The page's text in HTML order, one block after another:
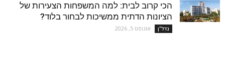
הכי קרוב לבית: למה המשפחות הצעירות של
הציונות הדתית ממשיכות לבחור בלוד?
נדל''ן אוגוסט 5, 2026